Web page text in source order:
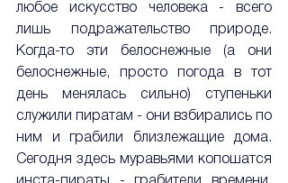
любое искусство человека - всего
лишь подражательство природе.
Когда-то эти белоснежные (а они
белоснежные, просто погода в тот
день менялась сильно) ступеньки
служили пиратам - они взбирались по
ним и грабили близлежащие дома.
Сегодня здесь муравьями копошатся